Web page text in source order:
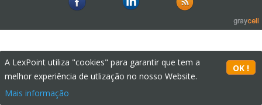
A LexPoint utiliza "cookies" para garantir que tem a
melhor experiência de utlização no nosso Website.
Mais informação